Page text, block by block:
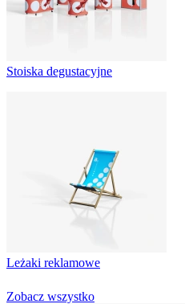
Stoiska degustacyjne
Leżaki reklamowe
Zobacz wszystko